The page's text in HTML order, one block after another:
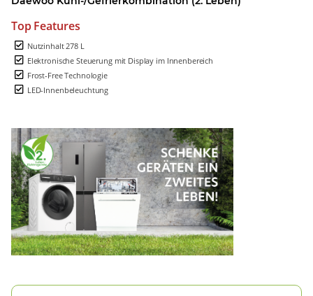
Top Features
Nutzinhalt 278 L
Elektronische Steuerung mit Display im Innenbereich
Frost-Free Technologie
LED-Innenbeleuchtung